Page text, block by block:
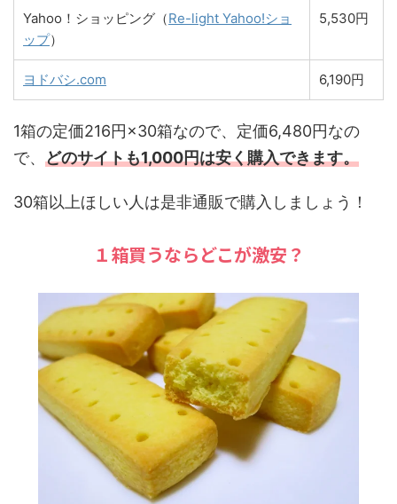
Yahoo！ショッピング（Re-light Yahoo!ショ
ップ）
5,530円
ヨドバシ.com 6,190円
1箱の定価216円×30箱なので、定価6,480円なの
で、 どのサイトも1,000円は安く購入できます。
30箱以上ほしい人は是非通販で購入しましょう！
１箱買うならどこが激安？